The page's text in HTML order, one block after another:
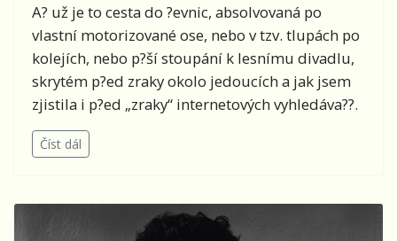
A? už je to cesta do ?evnic, absolvovaná po
vlastní motorizované ose, nebo v tzv. tlupách po
kolejích, nebo p?ší stoupání k lesnímu divadlu,
skrytém p?ed zraky okolo jedoucích a jak jsem
zjistila i p?ed „zraky“ internetových vyhledáva??.
Číst dál